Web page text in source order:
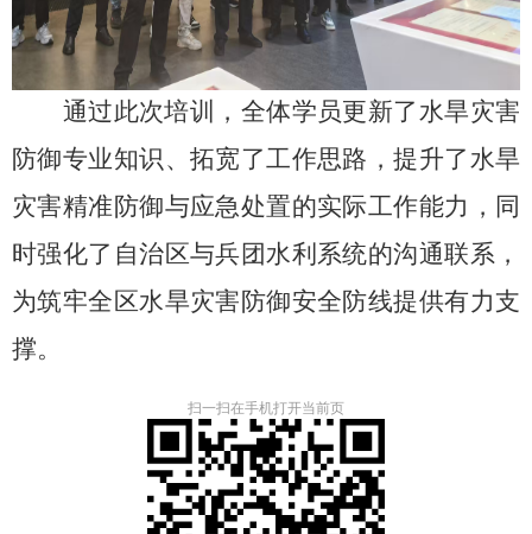
通过此次培训，全体学员更新了水旱灾害
防御专业知识、拓宽了工作思路，提升了水旱
灾害精准防御与应急处置的实际工作能力，同
时强化了自治区与兵团水利系统的沟通联系 ，
为筑牢全区水旱灾害防御安全防线提供有力支
撑。
扫一扫在手机打开当前页